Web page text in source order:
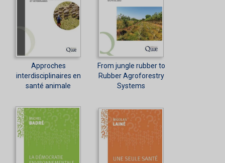
Approches
interdisciplinaires en
santé animale
From jungle rubber to
Rubber Agroforestry
Systems